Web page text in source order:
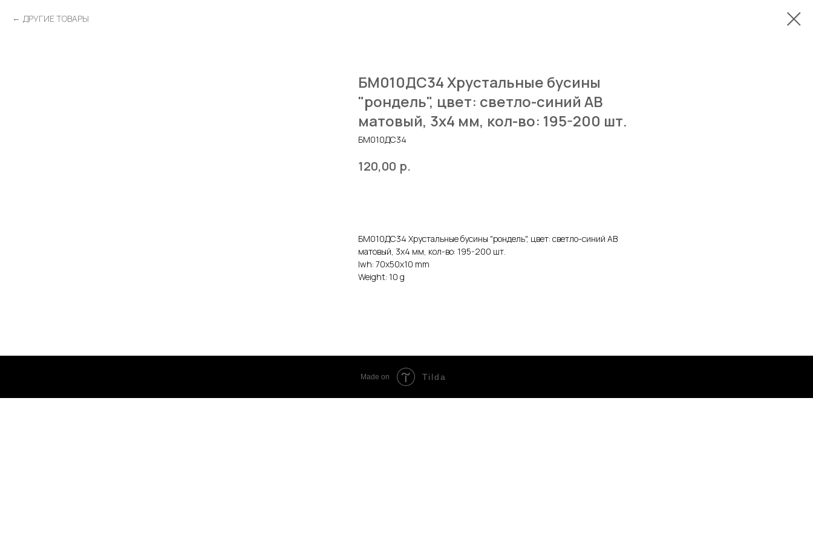
ДРУГИЕ ТОВАРЫ
БМ010ДС34 Хрустальные бусины
"рондель", цвет: светло-синий AB
матовый, 3х4 мм, кол-во: 195-200 шт.
БМ010ДС34
120,00 р.
БМ010ДС34 Хрустальные бусины "рондель", цвет: светло-синий AB
матовый, 3х4 мм, кол-во: 195-200 шт.
lwh: 70x50x10 mm
Weight: 10 g
Made on Tilda